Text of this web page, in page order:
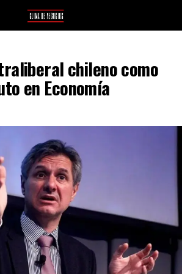
chileno como
en Economía